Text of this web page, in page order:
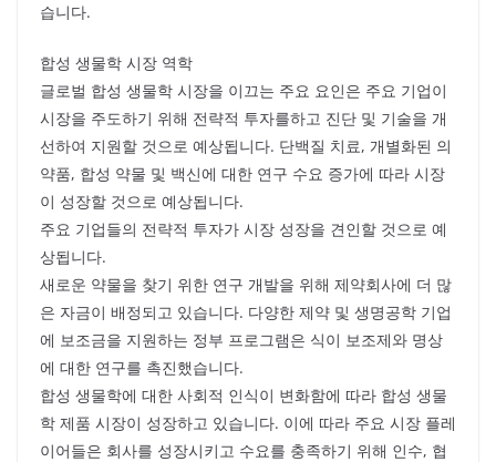
습니다.
합성 생물학 시장 역학
글로벌 합성 생물학 시장을 이끄는 주요 요인은 주요 기업이
시장을 주도하기 위해 전략적 투자를하고 진단 및 기술을 개
선하여 지원할 것으로 예상됩니다. 단백질 치료, 개별화된 의
약품, 합성 약물 및 백신에 대한 연구 수요 증가에 따라 시장
이 성장할 것으로 예상됩니다.
주요 기업들의 전략적 투자가 시장 성장을 견인할 것으로 예
상됩니다.
새로운 약물을 찾기 위한 연구 개발을 위해 제약회사에 더 많
은 자금이 배정되고 있습니다. 다양한 제약 및 생명공학 기업
에 보조금을 지원하는 정부 프로그램은 식이 보조제와 명상
에 대한 연구를 촉진했습니다.
합성 생물학에 대한 사회적 인식이 변화함에 따라 합성 생물
학 제품 시장이 성장하고 있습니다. 이에 따라 주요 시장 플레
이어들은 회사를 성장시키고 수요를 충족하기 위해 인수, 협